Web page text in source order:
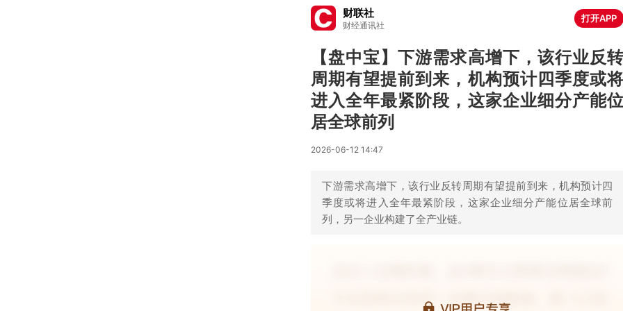
财联社
财经通讯社
打开APP
【盘中宝】下游需求高增下，该行业反转
周期有望提前到来，机构预计四季度或将
进入全年最紧阶段，这家企业细分产能位
居全球前列
2026-06-12 14:47
下游需求高增下，该行业反转周期有望提前到来，机构预计四
季度或将进入全年最紧阶段，这家企业细分产能位居全球前
列，另一企业构建了全产业链。